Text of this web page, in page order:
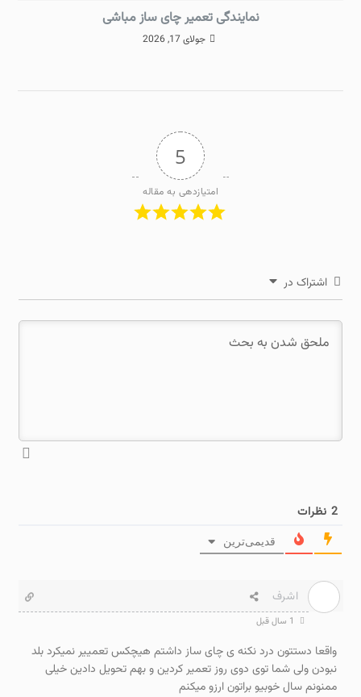
نمایندگی تعمیر چای ساز مباشی
جولای 17, 2026
5
امتیازدهی به مقاله
اشتراک در
2 نظرات
قدیمی‌ترین
اشرف
واقعا دستتون درد نکنه ی چای ساز داشتم هیچکس تعمییر نمیکرد بلد
نبودن ولی شما توی دوی روز تعمیر کردین و بهم تحویل دادین خیلی
ممنونم سال خوبیو براتون ارزو میکنم